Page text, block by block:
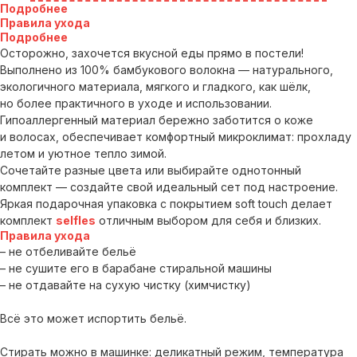
Подробнее
Правила ухода
Подробнее
Осторожно, захочется вкусной еды прямо в постели!
Выполнено из 100% бамбукового волокна — натурального,
экологичного материала, мягкого и гладкого, как шёлк,
но более практичного в уходе и использовании.
Гипоаллергенный материал бережно заботится о коже
и волосах, обеспечивает комфортный микроклимат: прохладу
летом и уютное тепло зимой.
Сочетайте разные цвета или выбирайте однотонный
комплект — создайте свой идеальный сет под настроение.
Яркая подарочная упаковка с покрытием soft touch делает
комплект selfles отличным выбором для себя и близких.
Правила ухода
– не отбеливайте бельё
– не сушите его в барабане стиральной машины
– не отдавайте на сухую чистку (химчистку)
Всё это может испортить бельё.
Стирать можно в машинке: деликатный режим, температура